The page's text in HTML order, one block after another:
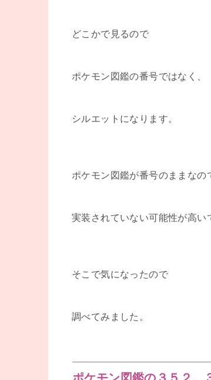
どこかで見るので
ポケモン図鑑の番号ではなく、
シルエットになります。
ポケモン図鑑が番号のままなの
実装されていない可能性が高い
そこで気になったので
調べてみました。